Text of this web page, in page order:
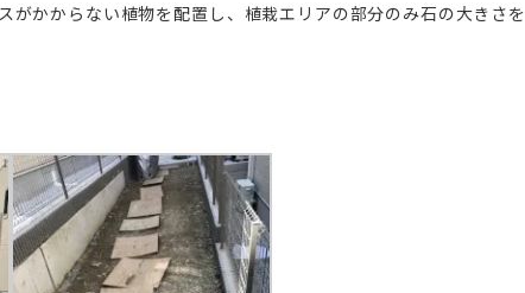
がかからない植物を配置し、植栽エリアの部分のみ石の大きさを